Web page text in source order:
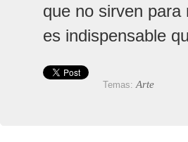
que no sirven para
es indispensable
Temas: Arte